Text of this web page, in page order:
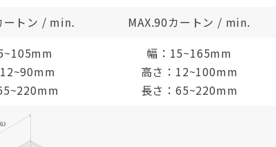
ートン / min.
MAX.90カートン / min.
幅：15~165mm
高さ：12~100mm
長さ：65~220mm